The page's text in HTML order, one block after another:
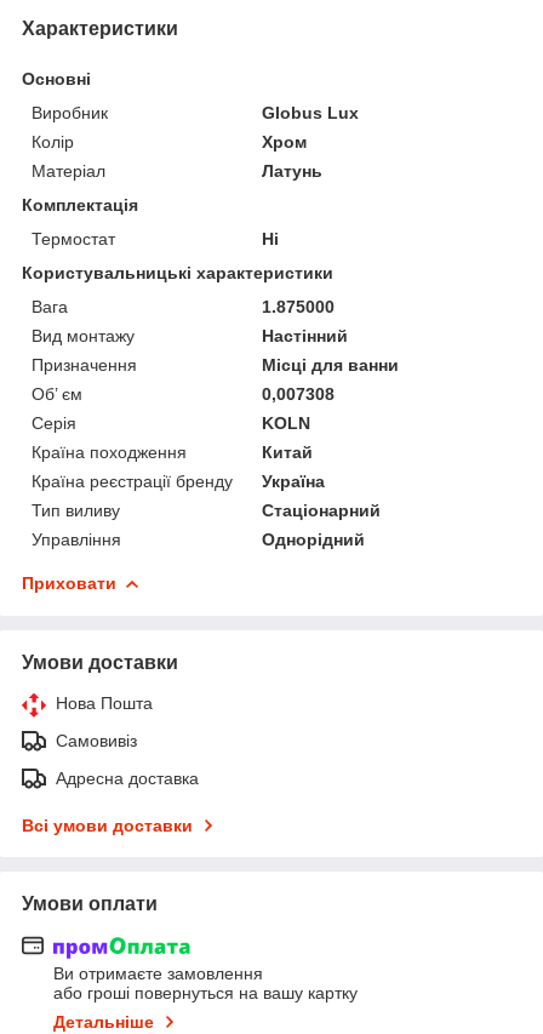
Характеристики
Основні
Виробник
Globus Lux
Колір
Хром
Матеріал
Латунь
Комплектація
Термостат
Ні
Користувальницькі характеристики
Вага
1.875000
Вид монтажу
Настінний
Призначення
Місці для ванни
Об’ єм
0,007308
Серія
KOLN
Країна походження
Китай
Країна реєстрації бренду
Україна
Тип виливу
Стаціонарний
Управління
Однорідний
Приховати
Умови доставки
Нова Пошта
Самовивіз
Адресна доставка
Всі умови доставки
Умови оплати
Ви отримаєте замовлення
або гроші повернуться на вашу картку
Детальніше